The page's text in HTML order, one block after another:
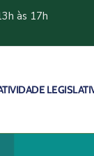
às 17h